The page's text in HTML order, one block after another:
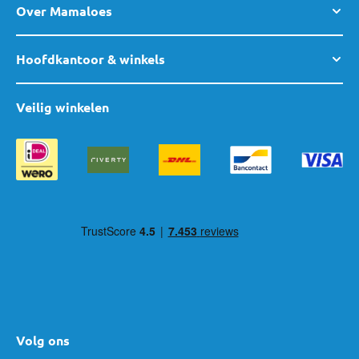
Over Mamaloes
Hoofdkantoor & winkels
Volg ons
Veilig winkelen